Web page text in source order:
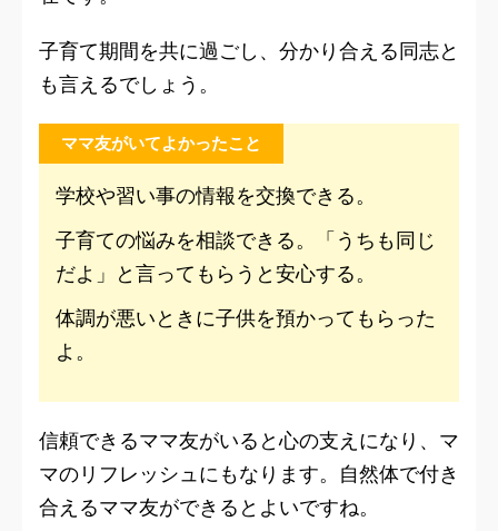
子育て期間を共に過ごし、分かり合える同志と
も言えるでしょう。
ママ友がいてよかったこと
学校や習い事の情報を交換できる。
子育ての悩みを相談できる。「うちも同じ
だよ」と言ってもらうと安心する。
体調が悪いときに子供を預かってもらった
よ。
信頼できるママ友がいると心の支えになり、マ
マのリフレッシュにもなります。自然体で付き
合えるママ友ができるとよいですね。